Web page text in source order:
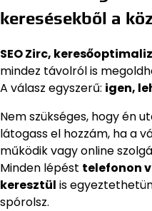
keresésekből a
SEO Zirc,
mindez távolról is
A válasz egyszerű: igen,
Nem szükséges, hogy én
látogass el hozzám, ha a
működik vagy online
Minden lépést telefonon
keresztül is
spórolsz.